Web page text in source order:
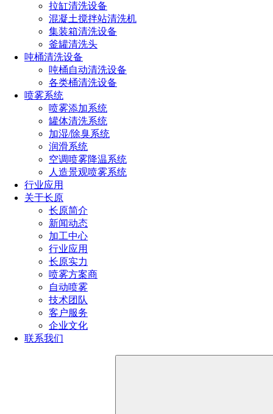
拉缸清洗设备
混凝土搅拌站清洗机
集装箱清洗设备
釜罐清洗头
吨桶清洗设备
吨桶自动清洗设备
各类桶清洗设备
喷雾系统
喷雾添加系统
罐体清洗系统
加湿/除臭系统
润滑系统
空调喷雾降温系统
人造景观喷雾系统
行业应用
关于长原
长原简介
新闻动态
加工中心
行业应用
长原实力
喷雾方案商
自动喷雾
技术团队
客户服务
企业文化
联系我们
全国服务热线
191-1929-8456
槽罐清洗喷嘴